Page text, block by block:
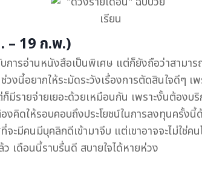
– 19 ก.พ.)
ารอ่านหนังสือเป็นพิเศษ แต่ก็ยังถือว่าสามาร
นี้อยากให้ระมัดระวังเรื่องการตัดสินใจดีๆ เ
ก็มีรายจ่ายเยอะด้วยเหมือนกัน เพราะงั้นต้อง
คิดให้รอบคอบถึงประโยชน์ในการลงทุนครั้งนี้
จะมีคนมีบุคลิกดีเข้ามาจีบ แต่เขาอาจจะไม่ใช่
เดือนนี้ราบรื่นดี สบายใจได้หายห่วง